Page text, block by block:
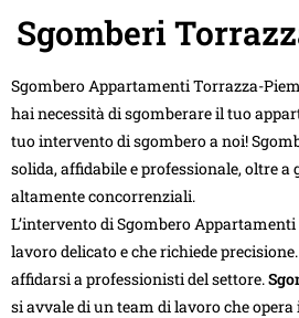
Sgomberi
Sgombero Appartamenti Torrazza-
hai necessità di sgomberare il tuo
tuo intervento di sgombero a noi!
solida, affidabile e professionale, oltre a
altamente concorrenziali.
L’intervento di Sgombero
lavoro delicato e che richiede
affidarsi a professionisti del settore.
si avvale di un team di lavoro che